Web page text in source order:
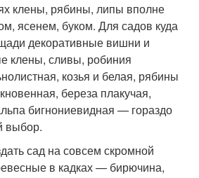
клены, рябины, липы вполне
ясенем, буком. Для садов куда
декоративные вишни и
клены, сливы, робиния
козья и белая, рябины
береза плакучая,
бигнониевидная — гораздо
выбор.
сад на совсем скромной
в кадках — бирючина,